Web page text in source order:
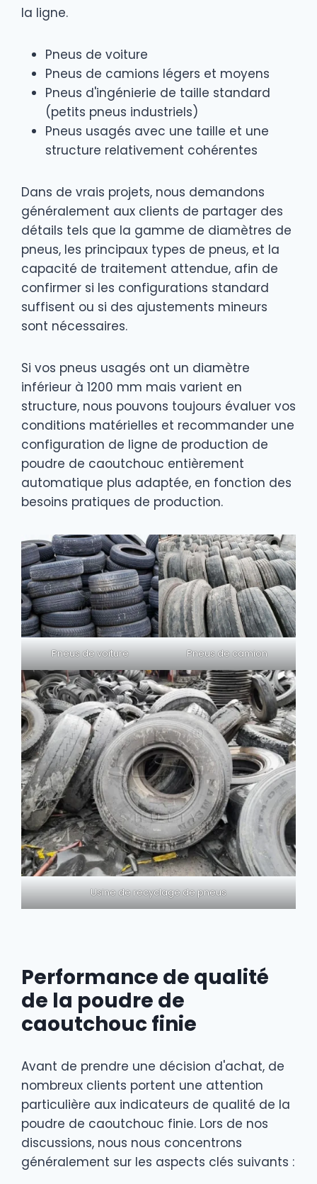
la ligne.
Pneus de voiture
Pneus de camions légers et moyens
Pneus d'ingénierie de taille standard
(petits pneus industriels)
Pneus usagés avec une taille et une
structure relativement cohérentes
Dans de vrais projets, nous demandons
généralement aux clients de partager des
détails tels que la gamme de diamètres de
pneus, les principaux types de pneus, et la
capacité de traitement attendue, afin de
confirmer si les configurations standard
suffisent ou si des ajustements mineurs
sont nécessaires.
Si vos pneus usagés ont un diamètre
inférieur à 1200 mm mais varient en
structure, nous pouvons toujours évaluer vos
conditions matérielles et recommander une
configuration de ligne de production de
poudre de caoutchouc entièrement
automatique plus adaptée, en fonction des
besoins pratiques de production.
Pneus de voiture Pneus de camion
Usine de recyclage de pneus
Performance de qualité
de la poudre de
caoutchouc finie
Avant de prendre une décision d'achat, de
nombreux clients portent une attention
particulière aux indicateurs de qualité de la
poudre de caoutchouc finie. Lors de nos
discussions, nous nous concentrons
généralement sur les aspects clés suivants :